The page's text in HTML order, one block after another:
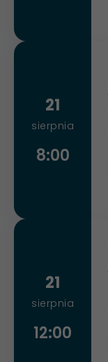
21
sierpnia
8:00
21
sierpnia
12:00